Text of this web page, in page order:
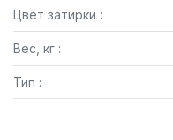
Цвет затирки :
Вес, кг :
Тип :